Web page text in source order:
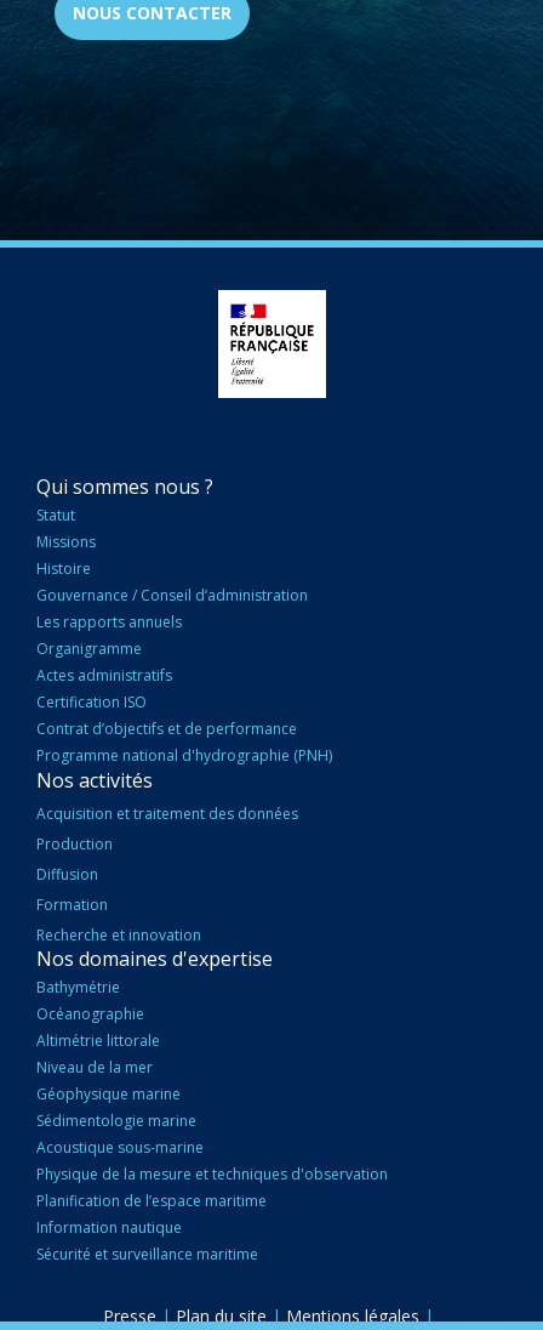
NOUS CONTACTER
NAVIGATION
PRINCIPALE
Qui sommes nous ?
Statut
Missions
Histoire
Gouvernance / Conseil d’administration
Les rapports annuels
Organigramme
Actes administratifs
Certification ISO
Contrat d’objectifs et de performance
Programme national d'hydrographie (PNH)
Nos activités
Acquisition et traitement des données
Production
Diffusion
Formation
Recherche et innovation
Nos domaines d'expertise
Bathymétrie
Océanographie
Altimétrie littorale
Niveau de la mer
Géophysique marine
Sédimentologie marine
Acoustique sous-marine
Physique de la mesure et techniques d'observation
Planification de l’espace maritime
Information nautique
Sécurité et surveillance maritime
Presse | Plan du site | Mentions légales |